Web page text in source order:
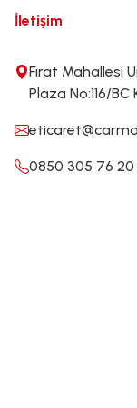
İletişim
Fırat Mahallesi
Plaza No:116/BC
0850 305 76 20